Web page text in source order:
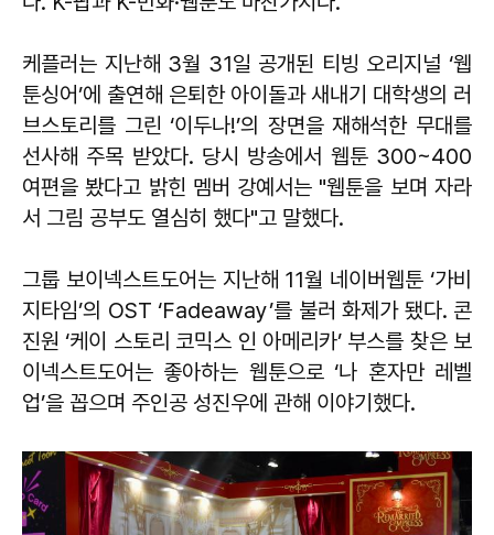
케플러는 지난해 3월 31일 공개된 티빙 오리지널 ‘웹
툰싱어’에 출연해 은퇴한 아이돌과 새내기 대학생의 러
브스토리를 그린 ‘이두나!’의 장면을 재해석한 무대를
선사해 주목 받았다. 당시 방송에서 웹툰 300~400
여편을 봤다고 밝힌 멤버 강예서는 "웹툰을 보며 자라
서 그림 공부도 열심히 했다"고 말했다.
그룹 보이넥스트도어는 지난해 11월 네이버웹툰 ‘가비
지타임’의 OST ‘Fadeaway’를 불러 화제가 됐다. 콘
진원 ‘케이 스토리 코믹스 인 아메리카’ 부스를 찾은 보
이넥스트도어는 좋아하는 웹툰으로 ‘나 혼자만 레벨
업’을 꼽으며 주인공 성진우에 관해 이야기했다.